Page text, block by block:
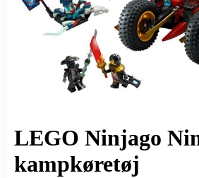
LEGO Ninjago
kampkøretøj